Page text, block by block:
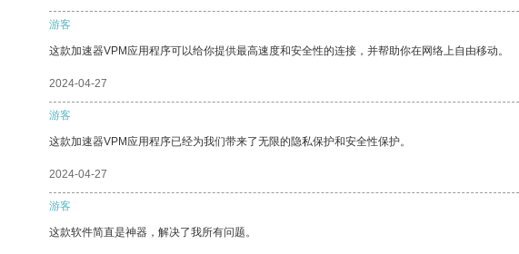
游客
这款加速器VPM应用程序可以给你提供最高速度和安全性的连接，并帮助你在网络上自由移动。
2024-04-27
游客
这款加速器VPM应用程序已经为我们带来了无限的隐私保护和安全性保护。
2024-04-27
游客
这款软件简直是神器，解决了我所有问题。